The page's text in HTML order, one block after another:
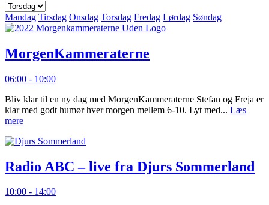
Mandag Tirsdag Onsdag Torsdag Fredag Lørdag Søndag
MorgenKammeraterne
06:00 - 10:00
Bliv klar til en ny dag med MorgenKammeraterne Stefan og Freja er
klar med godt humør hver morgen mellem 6-10. Lyt med... Læs
mere
Radio ABC – live fra Djurs Sommerland
10:00 - 14:00